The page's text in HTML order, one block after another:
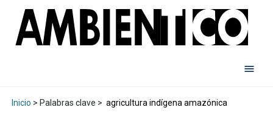
Inicio > Palabras clave > agricultura indígena amazónica